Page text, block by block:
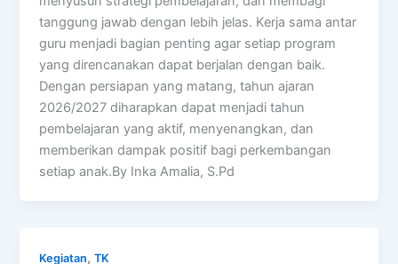
tanggung jawab dengan lebih jelas. Kerja sama antar
guru menjadi bagian penting agar setiap program
yang direncanakan dapat berjalan dengan baik.
Dengan persiapan yang matang, tahun ajaran
2026/2027 diharapkan dapat menjadi tahun
pembelajaran yang aktif, menyenangkan, dan
memberikan dampak positif bagi perkembangan
setiap anak.By Inka Amalia, S.Pd
Kegiatan,TK